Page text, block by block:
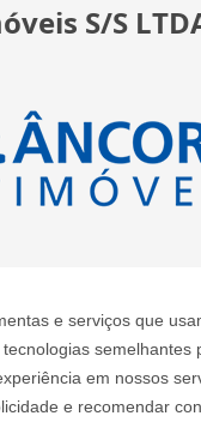
e serviços que
semelhantes
em nossos
e recomendar
S/S
de Contato
LTDA - J 2420